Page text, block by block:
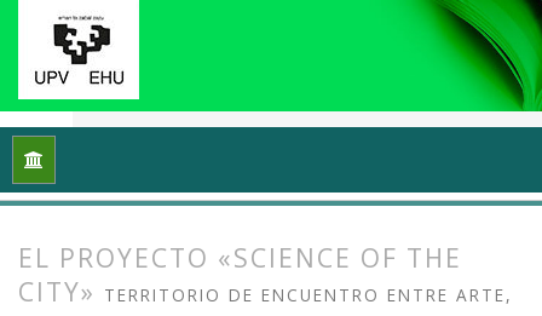
Inicio
EL PROYECTO «SCIENCE OF THE
CITY» TERRITORIO DE ENCUENTRO ENTRE ARTE,